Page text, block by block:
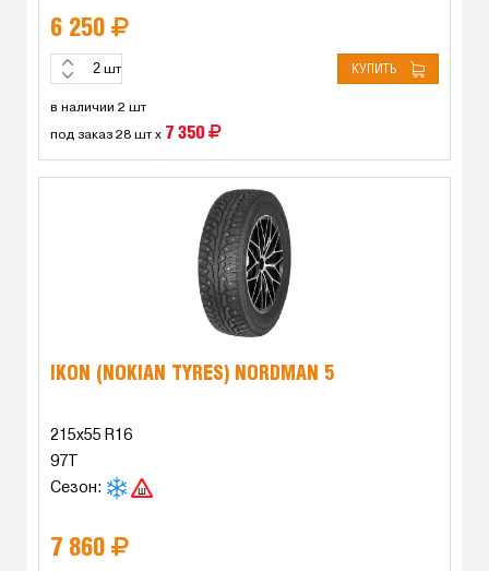
6 250
шт КУПИТЬ
в наличии 2 шт
под заказ 28 шт x 7 350
IKON (NOKIAN TYRES) NORDMAN 5
215x55 R16
97T
Сезон:
7 860